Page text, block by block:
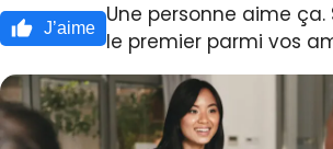
J’aime
Une personne aime ça.
le premier parmi vos